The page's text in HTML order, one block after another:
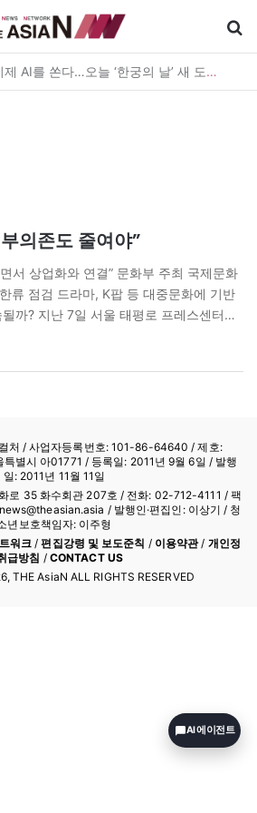
한궁 탄생 20년, 이제 AI를 쏜다…오늘 ‘한궁의 날’ 새 도약 선언
의존도 줄여야”
서 상업화와 연결” 문화부 주최 국제문화
류 점검 드라마, K팝 등 대중문화에 기반
까? 지난 7일 서울 태평로 프레스센터에
학교 교수)’의 창립세미나에서 한류의 분
졌다. 발제자로 나선 이종열 인천대 행정
처 /사업자등록번호: 101-86-64640 / 제호:
별시 아01771 / 등록일: 2011년 9월 6일 / 발행
일: 2011년 11월 11일
로 35 화수회관 207호 / 전화: 02-712-4111 / 팩
/ 발행인·편집인: 이상기 / 청
년보호책임자: 이주형
워크 /편집강령 및 보도준칙 / 이용약관/ 개인정
급방침 / CONTACT US
, THE AsiaN ALL RIGHTS RESERVED
AI 에이전트